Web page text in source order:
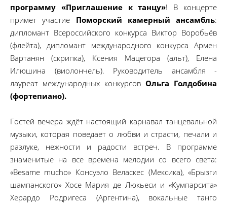
программу «Приглашение к танцу»! В концерте
примет участие Поморский камерный ансамбль:
дипломант Всероссийского конкурса Виктор Воробьёв
(флейта), дипломант международного конкурса Армен
Вартанян (скрипка), Ксения Мацегора (альт), Елена
Илюшина (виолончель). Руководитель ансамбля -
лауреат международных конкурсов Ольга Голдобина
(фортепиано).
Гостей вечера ждёт настоящий карнавал танцевальной
музыки, которая поведает о любви и страсти, печали и
разлуке, нежности и радости встреч. В программе
знаменитые на все времена мелодии со всего света:
«Besame mucho» Консуэло Веласкес (Мексика), «Брызги
шампанского» Хосе Мария де Люкьеси и «Кумпарсита»
Херардо Родригеса (Аргентина), вокальные танго